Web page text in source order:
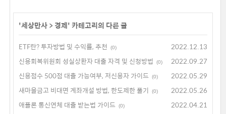
'세상만사> 경제' 카테고리의 다른 글
ETF란? 투자방법 및 수익률, 추천 (0)
2022.12.13
신용회복위원회 성실상환자 대출 자격 및 신청방법
(0)
2022.09.27
신용점수 500점 대출 가능여부, 저신용자 가이드 (0)
2022.05.29
새마을금고 비대면 계좌개설 방법, 한도제한 풀기
(0)
2022.05.26
애플론 통신연체 대출 받는법 가이드 (0) 2022.04.21